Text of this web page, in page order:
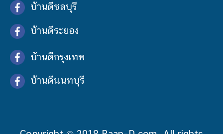
บ้านดีชลบุรี
บ้านดีระยอง
บ้านดีกรุงเทพ
บ้านดีนนทบุรี